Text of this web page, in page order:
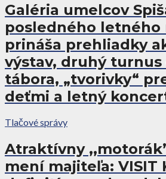
Galéria umelcov
posledného letného
prináša prehliadky
výstav, druhý
tábora, „tvorivky“
deťmi a letný
Tlačové správy
Atraktívny
mení majiteľa: VISIT